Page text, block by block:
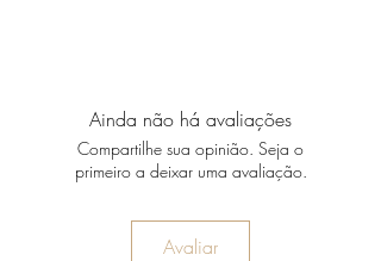
Ainda não há avaliações
Compartilhe sua opinião. Seja o
primeiro a deixar uma avaliação.
Avaliar